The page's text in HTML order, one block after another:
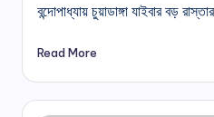
বন্দোপাধ্যায় চুয়াডাঙ্গা যাইবার বড়
Read More